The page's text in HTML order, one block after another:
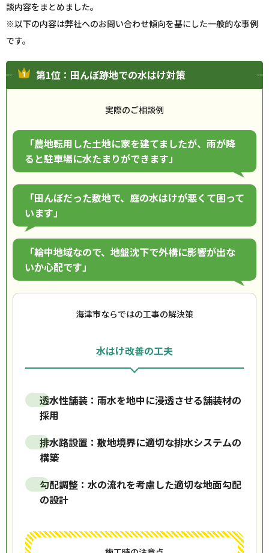
談内容をまとめました。
※以下の内容は弊社へのお問い合わせ傾向を基にした一般的な事例
です。
第1位：田んぼ跡地での水はけ対策
実際のご相談例
「農地転用した土地に家を建てましたが、雨が降
ると駐車場に水たまりができます」
「田んぼだった敷地で、庭の水はけが悪くて困って
います」
「輪中地域なので、地盤沈下で外構に影響が出な
いか心配です」
海津市ならではの工事の解決策
水はけ改善の工夫
透水性舗装：雨水を地中に浸透させる舗装材の
採用
排水路設置：敷地境界に適切な排水システムの
構築
勾配調整：水の流れを考慮した適切な地面勾配
の設計